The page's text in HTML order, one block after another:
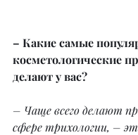
– Какие самые
косметологические
делают у вас?
– Чаще всего делают
сфере трихологии, –